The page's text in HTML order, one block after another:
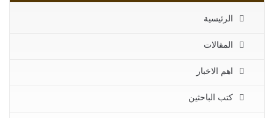
الرئيسية
المقالات
اهم الاخبار
كتب الباحثين